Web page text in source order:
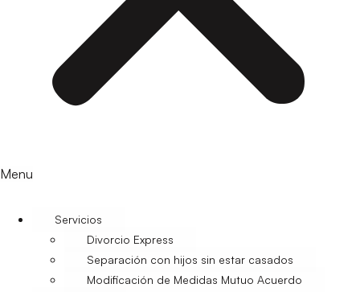
Menu
Servicios
Divorcio Express
Separación con hijos sin estar casados
Modificación de Medidas Mutuo Acuerdo